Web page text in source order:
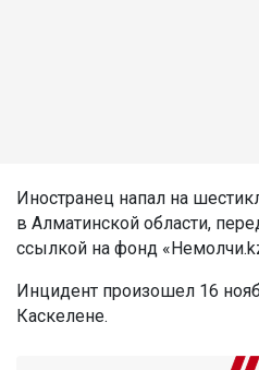
Иностранец напал на
в Алматинской области,
ссылкой на фонд
Инцидент произошел 16
Каскелене.